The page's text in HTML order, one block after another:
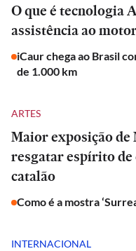
O que é tecnologia
assistência ao
iCaur chega ao Brasil
de 1.000 km
ARTES
Maior exposição
resgatar espírito
catalão
Como é a mostra
INTERNACIONAL